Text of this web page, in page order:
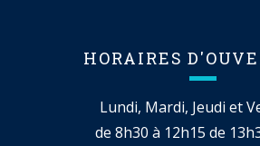
HORAIRES
Lundi, Mardi, Jeudi et
de 8h30 à 12h15 de